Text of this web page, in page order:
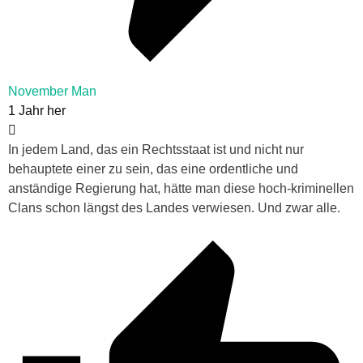
November Man
1 Jahr her
In jedem Land, das ein Rechtsstaat ist und nicht nur
behauptete einer zu sein, das eine ordentliche und
anständige Regierung hat, hätte man diese hoch-kriminellen
Clans schon längst des Landes verwiesen. Und zwar alle.